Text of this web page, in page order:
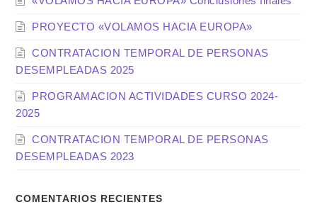
PROYECTO «VOLAMOS HACIA EUROPA»
CONTRATACION TEMPORAL DE PERSONAS
DESEMPLEADAS 2025
PROGRAMACION ACTIVIDADES CURSO 2024-
2025
CONTRATACION TEMPORAL DE PERSONAS
DESEMPLEADAS 2023
COMENTARIOS RECIENTES